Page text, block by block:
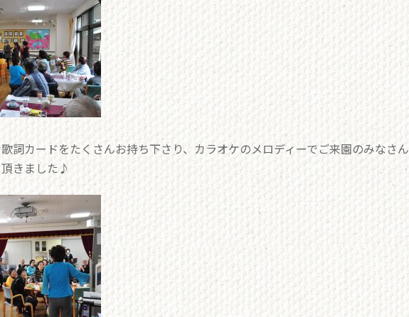
詞カードをたくさんお持ち下さり、カラオケのメロディーでご来園のみなさん
きました♪